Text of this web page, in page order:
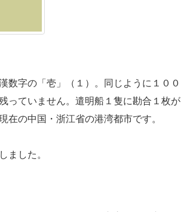
字の「壱」（１）。同じように１００
っていません。遣明船１隻に勘合１枚が
在の中国・浙江省の港湾都市です。
ました。